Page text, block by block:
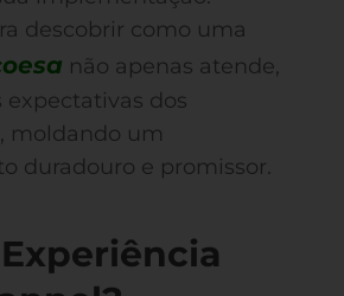
descobrir como uma
não apenas atende,
expectativas dos
moldando um
duradouro e promissor.